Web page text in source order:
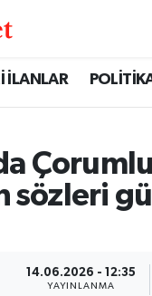
İLANLAR
Çorumlu
sözleri
14.06.2026 - 12:35
YAYINLANMA
Vakitleri